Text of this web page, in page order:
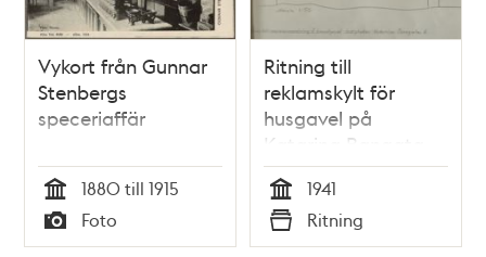
Vykort från Gunnar
Stenbergs
speceriaffär
Tid
1880 till 1915
Typ
Foto
Ritning till
reklamskylt för
husgavel på
Katarina Bangata
Tid
1941
Typ
Ritning